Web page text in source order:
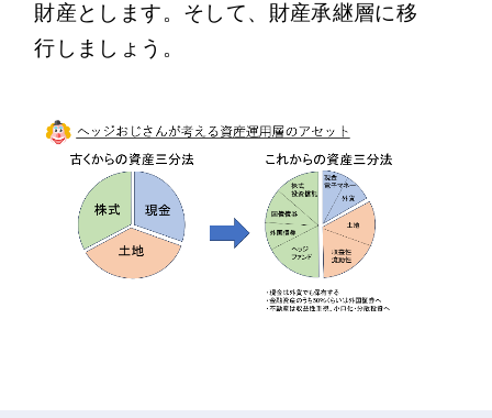
財産とします。そして、財産承継層に移
行しましょう。